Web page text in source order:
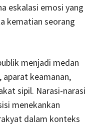
eskalasi emosi yang
kematian seorang
menjadi medan
aparat keamanan,
sipil. Narasi-narasi
menekankan
dalam konteks